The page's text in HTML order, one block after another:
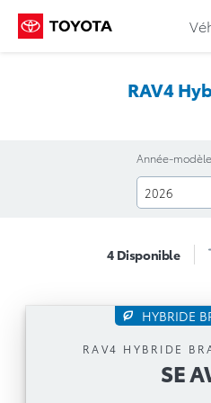
Aller au
RAV4
Année-modèle
4 Disponible
HYBRIDE
RAV4 HYBRIDE
SE
SE
Boîte